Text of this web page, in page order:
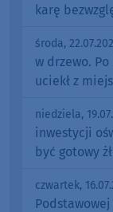
karę
środa,
w drzewo.
uciekł z
niedziela,
inwestycji
być gotowy
czwartek,